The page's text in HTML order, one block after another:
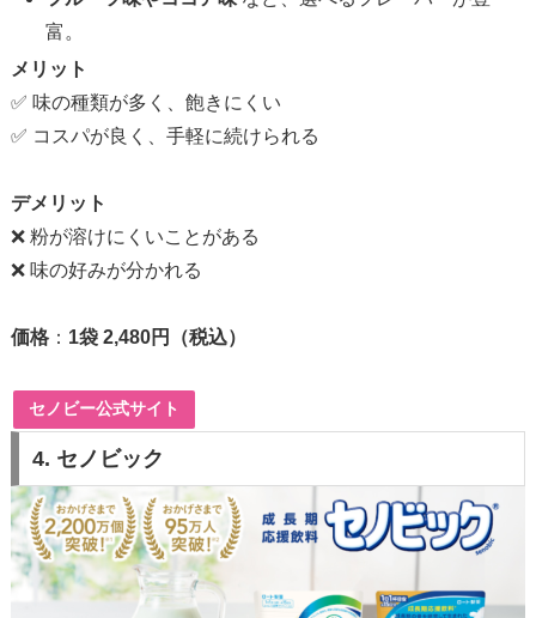
富。
メリット
✅ 味の種類が多く、飽きにくい
✅ コスパが良く、手軽に続けられる
デメリット
❌ 粉が溶けにくいことがある
❌ 味の好みが分かれる
価格 ： 1袋 2,480円（税込）
セノビー公式サイト
4. セノビック